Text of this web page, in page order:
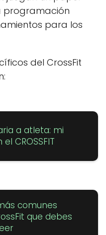
programación
para los
del CrossFit
a atleta: mi
CROSSFIT
comunes
que debes